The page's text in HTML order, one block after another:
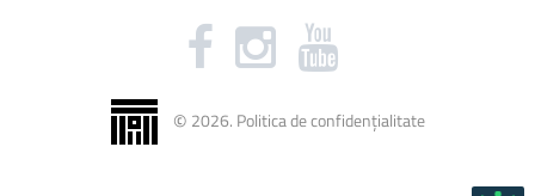
© 2026. Politica de confidențialitate